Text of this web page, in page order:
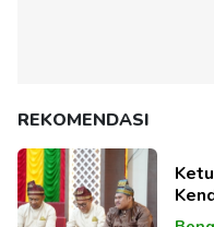
REKOMENDASI